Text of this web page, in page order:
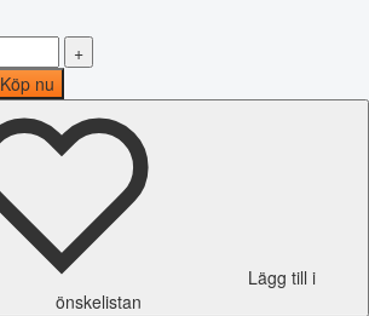
+
Köp nu
Lägg till i
önskelistan